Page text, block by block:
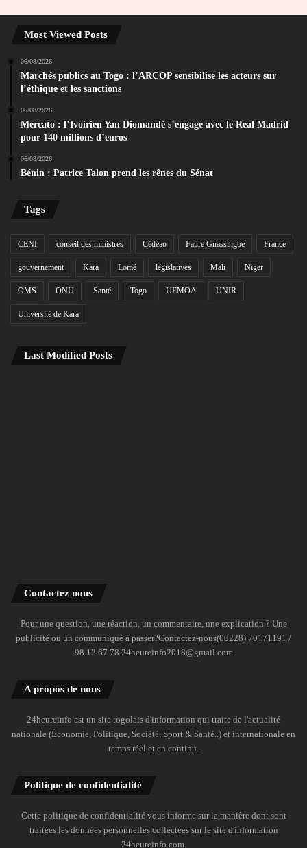
Most Viewed Posts
06/08/2026
Marchés publics au Togo : l’ARCOP sensibilise les acteurs sur
l’éthique et les sanctions
06/08/2026
Mercato : l’Ivoirien Yan Diomandé s’engage avec le Real Madrid
pour 140 millions d’euros
06/08/2026
Bénin : Patrice Talon prend les rênes du Sénat
Tags
CENI conseil des ministres Cédéao Faure Gnassingbé France
gouvernement Kara Lomé législatives Mali Niger
OMS ONU Santé Togo UEMOA UNIR
Université de Kara
Last Modified Posts
Contactez nous
Pour une question, une réaction, un commentaire, une explication ? Une
publicité ou un communiqué à passer?Contactez-nous(00228) 70171191 /
98 12 67 78 24heureinfo2018@gmail.com
A propos de nous
24heureinfo est un site togolais d'information qui traite de l'actualité
nationale (Économie, Politique, Société, Sport & Santé..) et internationale en
temps réel et en continu.
Politique de confidentialité
Cette politique de confidentialité vous informe sur la manière dont sont
traitées les données personnelles collectées sur le site d'information
24heureinfo.com.